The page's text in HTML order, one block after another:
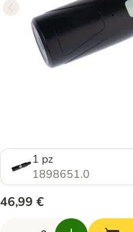
1 pz
1898651.0
46,99 €